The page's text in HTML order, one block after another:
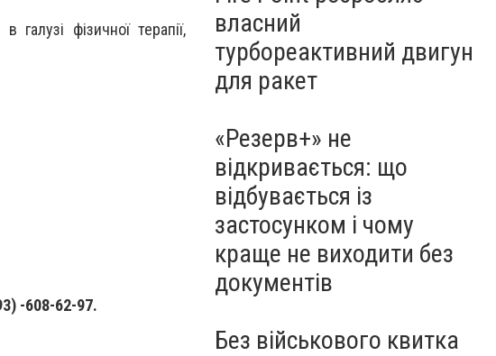
фізичної терапії,
-608-62-97.
власний
турбореактивний двигун
для ракет
«Резерв+» не
відкривається: що
відбувається із
застосунком і чому
краще не виходити без
документів
Без військового квитка